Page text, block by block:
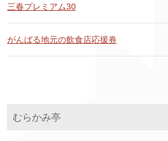
三春プレミアム30
がんばる地元の飲食店応援券
むらかみ亭